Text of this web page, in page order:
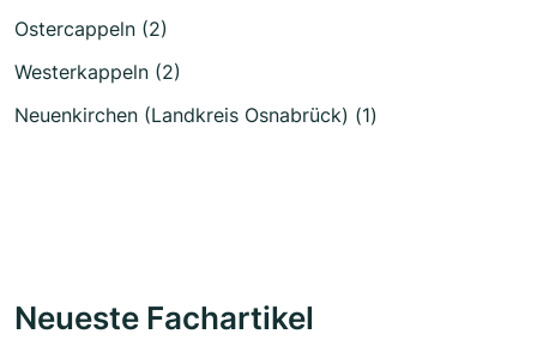
Ostercappeln (2)
Westerkappeln (2)
Neuenkirchen (Landkreis Osnabrück) (1)
Neueste Fachartikel